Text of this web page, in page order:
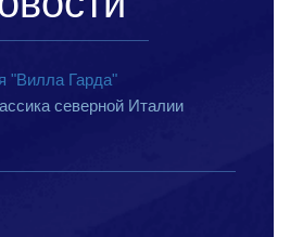
"Вилла Гарда"
северной Италии